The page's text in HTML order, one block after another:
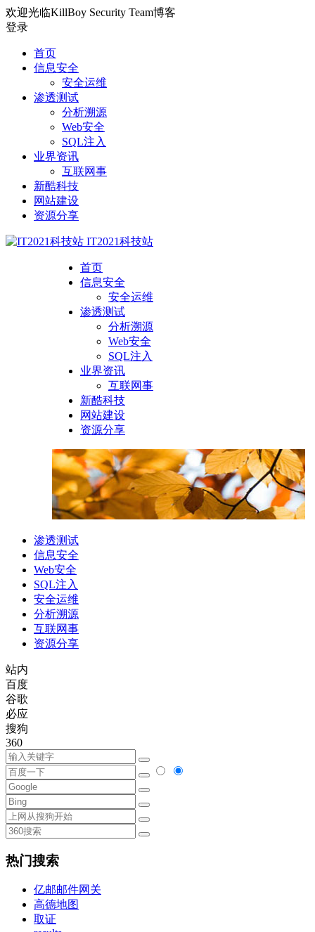
欢迎光临KillBoy Security Team博客
登录
首页
信息安全
安全运维
渗透测试
分析溯源
Web安全
SQL注入
业界资讯
互联网事
新酷科技
网站建设
资源分享
IT2021科技站
首页
信息安全
安全运维
渗透测试
分析溯源
Web安全
SQL注入
业界资讯
互联网事
新酷科技
网站建设
资源分享
渗透测试
信息安全
Web安全
SQL注入
安全运维
分析溯源
互联网事
资源分享
站内
百度
谷歌
必应
搜狗
360
热门搜索
亿邮邮件网关
高德地图
取证